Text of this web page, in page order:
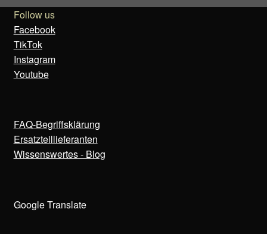
Follow us
Facebook
TikTok
Instagram
Youtube
FAQ-Begriffsklärung
Ersatzteillieferanten
Wissenswertes - Blog
Google Translate